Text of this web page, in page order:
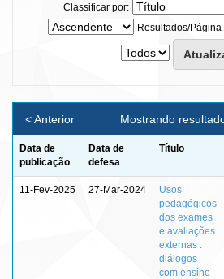
Classificar por:
Resultados/Página
Mostrando
< Anterior
Data de
publicação
Data de
defesa
Título
11-Fev-2025 27-Mar-2024
Usos
pedagógicos
dos exames
e avaliações
externas :
diálogos
com ensino